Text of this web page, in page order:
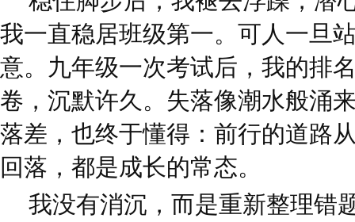
我一直稳居班级第一。可人一旦
意。九年级一次考试后，我的排
卷，沉默许久。失落像潮水般涌
落差，也终于懂得：前行的道路
回落，都是成长的常态。
我没有消沉，而是重新整理错